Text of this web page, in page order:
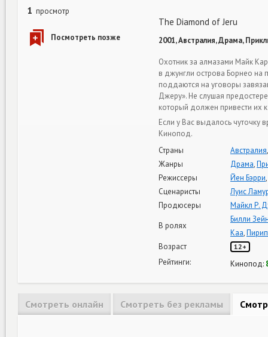
1 просмотр
The Diamond of Jeru
2001, Австралия, Драма,
Охотник за алмазами Майк
в джунгли острова Борнео
поддаются на уговоры
Джеру». Не слушая
который должен привести их
Если у Вас выдалось чуточку
Кинопод.
Страны
Австралия
Жанры
Драма,
Режиссеры
Йен Бэрри,
Сценаристы
Луис
Продюсеры
Майкл Р.
В ролях
Билли
Каа,
Возраст
12+
Рейтинги: Кинопод:
Смотреть онлайн Смотреть без рекламы